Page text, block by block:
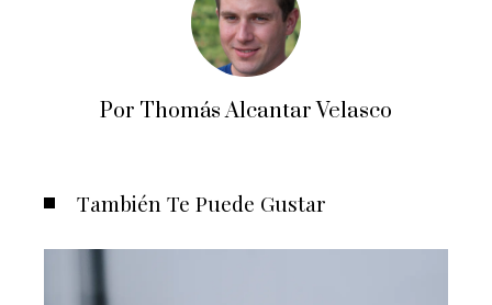
Por Thomás Alcantar Velasco
También Te Puede Gustar